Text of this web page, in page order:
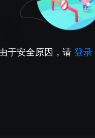
于安全原因，请 登录